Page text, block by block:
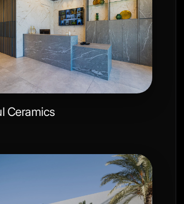
Ceramics